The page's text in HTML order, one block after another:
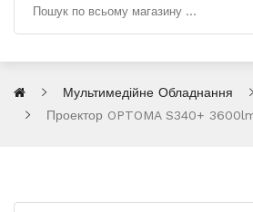
Мультимедійне Обладнання
Проектор OPTOMA S340+